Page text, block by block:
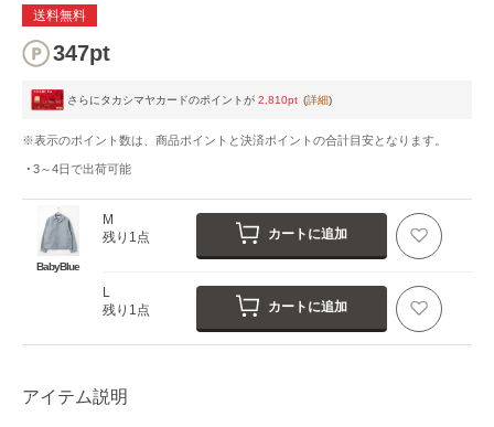
送料無料
347pt
さらにタカシマヤカードのポイントが 2,810pt (詳細)
※表示のポイント数は、商品ポイントと決済ポイントの合計目安となります。
3～4日で出荷可能
BabyBlue
M
残り1点
カートに追加
L
残り1点
カートに追加
アイテム説明